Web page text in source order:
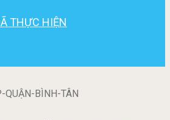
THỰC HIỆN
BÌNH-TÂN